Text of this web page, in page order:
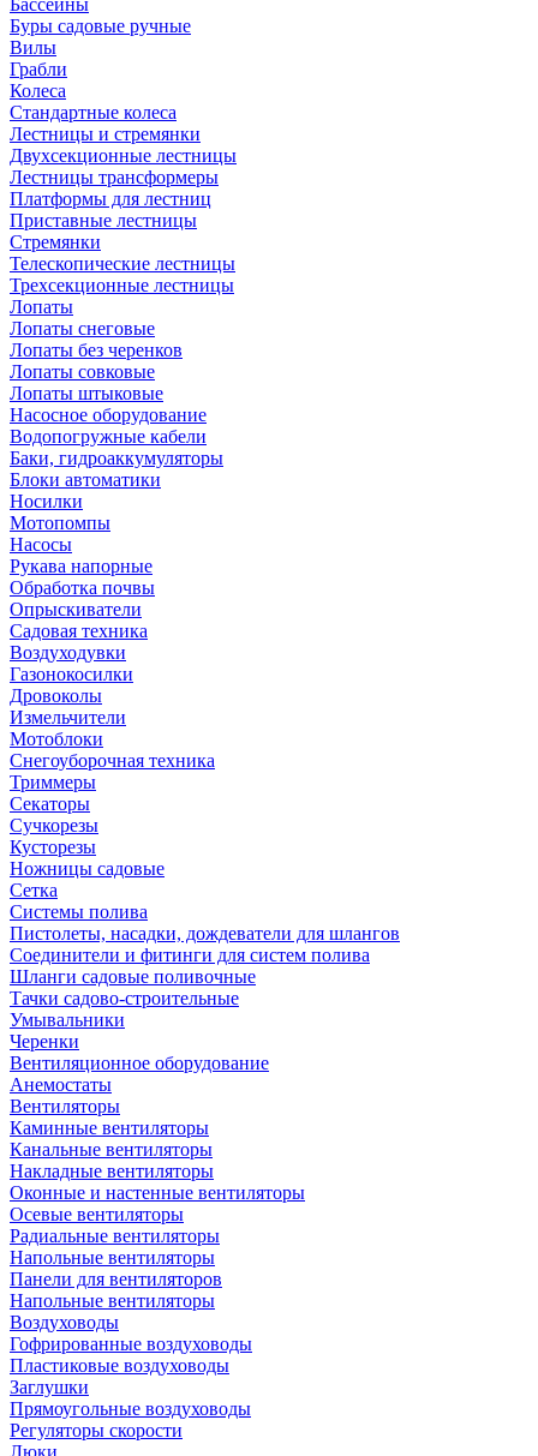
Бассейны
Буры садовые ручные
Вилы
Грабли
Колеса
Стандартные колеса
Лестницы и стремянки
Двухсекционные лестницы
Лестницы трансформеры
Платформы для лестниц
Приставные лестницы
Стремянки
Телескопические лестницы
Трехсекционные лестницы
Лопаты
Лопаты снеговые
Лопаты без черенков
Лопаты совковые
Лопаты штыковые
Насосное оборудование
Водопогружные кабели
Баки, гидроаккумуляторы
Блоки автоматики
Носилки
Мотопомпы
Насосы
Рукава напорные
Обработка почвы
Опрыскиватели
Садовая техника
Воздуходувки
Газонокосилки
Дровоколы
Измельчители
Мотоблоки
Снегоуборочная техника
Триммеры
Секаторы
Сучкорезы
Кусторезы
Ножницы садовые
Сетка
Системы полива
Пистолеты, насадки, дождеватели для шлангов
Соединители и фитинги для систем полива
Шланги садовые поливочные
Тачки садово-строительные
Умывальники
Черенки
Вентиляционное оборудование
Анемостаты
Вентиляторы
Каминные вентиляторы
Канальные вентиляторы
Накладные вентиляторы
Оконные и настенные вентиляторы
Осевые вентиляторы
Радиальные вентиляторы
Напольные вентиляторы
Панели для вентиляторов
Напольные вентиляторы
Воздуховоды
Гофрированные воздуховоды
Пластиковые воздуховоды
Заглушки
Прямоугольные воздуховоды
Регуляторы скорости
Люки